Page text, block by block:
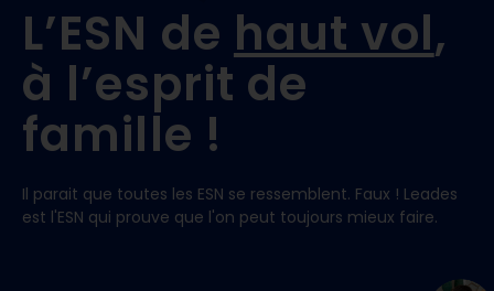
L’ESN de haut vol,
à l’esprit de
famille !
Il parait que toutes les ESN se ressemblent. Faux ! Leades
est l'ESN qui prouve que l'on peut toujours mieux faire.